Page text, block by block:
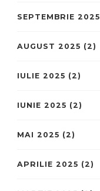
SEPTEMBRIE 2025
AUGUST 2025 (2)
IULIE 2025 (2)
IUNIE 2025 (2)
MAI 2025 (2)
APRILIE 2025 (2)